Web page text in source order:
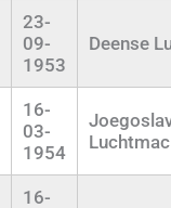
23-
09-
1953
Deense
16-
03-
1954
16-